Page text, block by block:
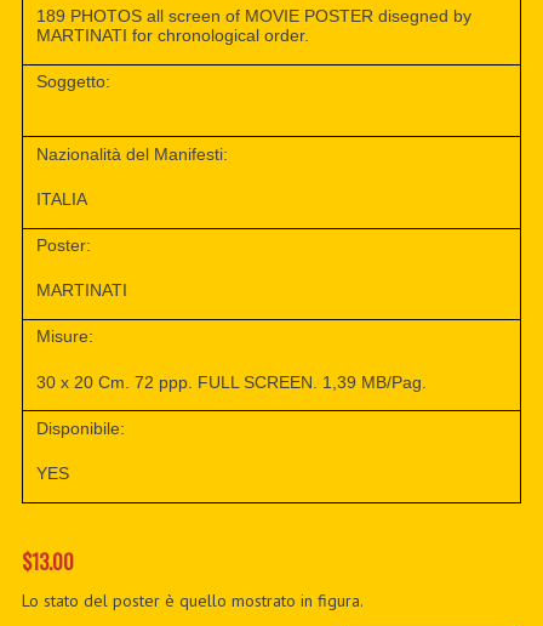
189 PHOTOS all screen of MOVIE POSTER disegned by
MARTINATI for chronological order.
Soggetto:
Nazionalità del Manifesti:
ITALIA
Poster:
MARTINATI
Misure:
30 x 20 Cm. 72 ppp. FULL SCREEN. 1,39 MB/Pag.
Disponibile:
YES
$13.00
Lo stato del poster è quello mostrato in figura.